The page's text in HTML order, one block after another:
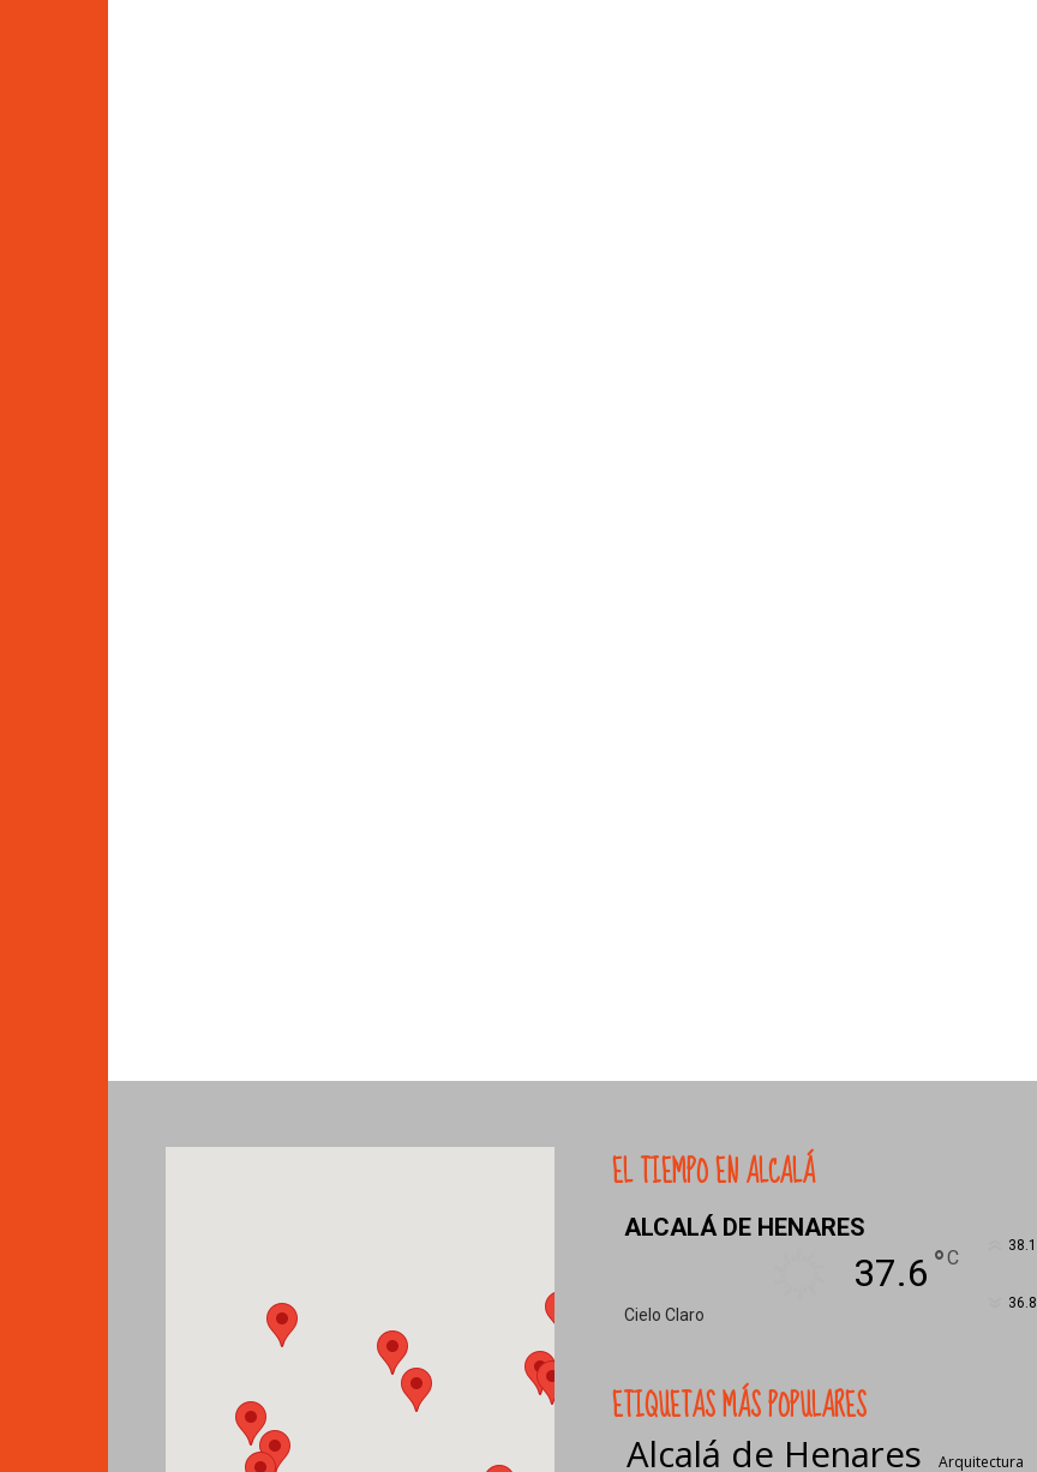
EL TIEMPO EN ALCALÁ
ALCALÁ DE HENARES
Cielo Claro
37.6 °C
38.1
36.8
ETIQUETAS MÁS POPULARES
Alcalá de Henares Arquitectura